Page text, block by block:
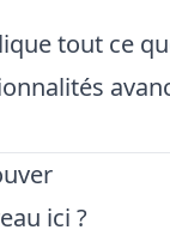
tout ce
ici ?